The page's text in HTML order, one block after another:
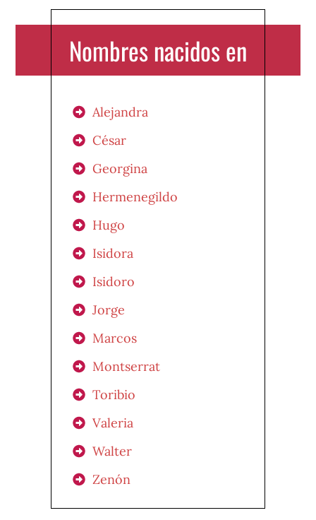
Nombres nacidos en
Alejandra
César
Georgina
Hermenegildo
Hugo
Isidora
Isidoro
Jorge
Marcos
Montserrat
Toribio
Valeria
Walter
Zenón